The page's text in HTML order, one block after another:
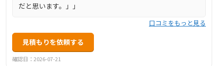
だと思います。」」
口コミをもっと見る
見積もりを依頼する
確認日：2026-07-21